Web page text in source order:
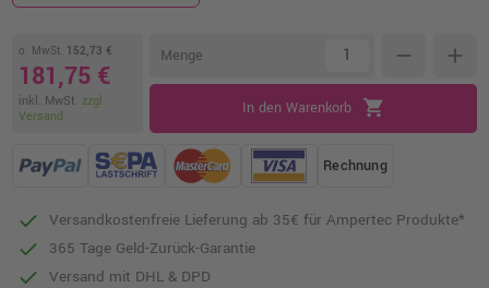
o. MwSt. 152,73 €
181,75 €
inkl. MwSt. zzgl.
Versand
Menge remove add
In den Warenkorb shopping_cart
Rechnung
Versandkostenfreie Lieferung ab 35€ für Ampertec Produkte*
365 Tage Geld-Zurück-Garantie
Versand mit DHL & DPD